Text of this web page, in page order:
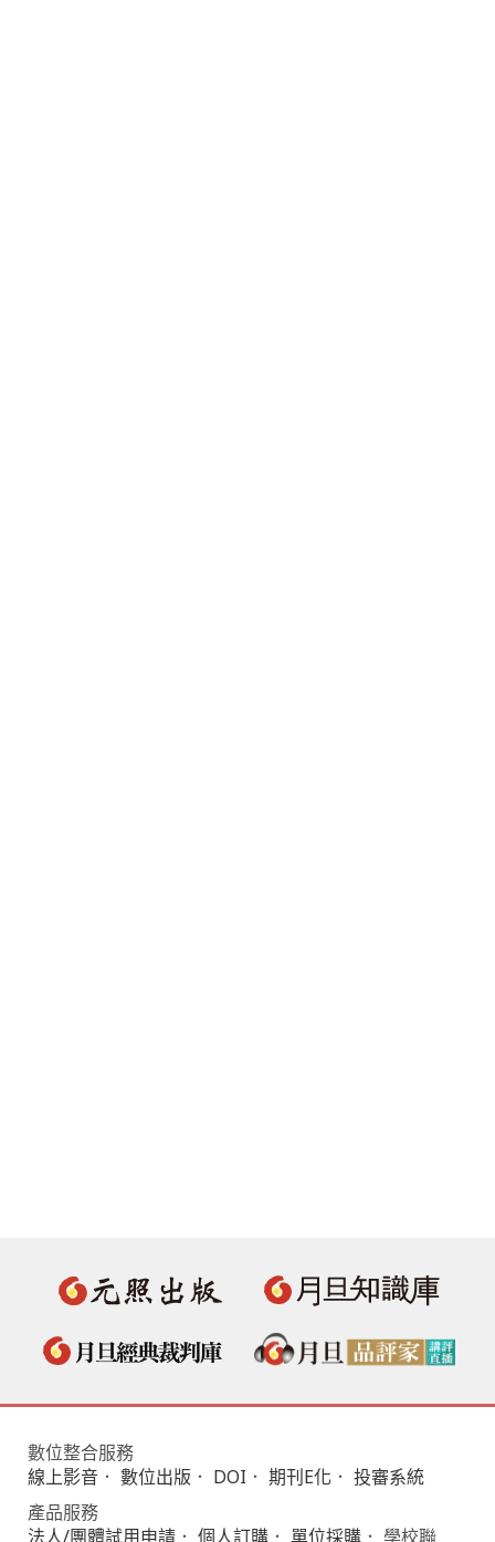
數位整合服務
線上影音 ． 數位出版 ． DOI ． 期刊E化 ． 投審系統
產品服務
法人/團體試用申請 ． 個人訂購 ． 單位採購 ． 學校聯